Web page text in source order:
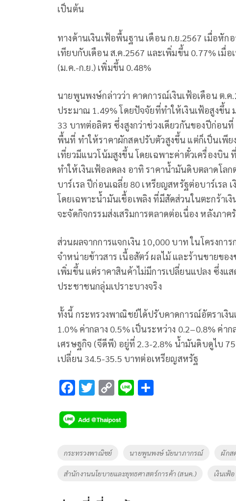
เป็นต้น
ทางด้านเงินเฟ้อพื้นฐาน เดือน ก.ย.2567 เมื่อหั
เทียบกับเดือน ส.ค.2567 และเพิ่มขึ้น 0.77% เมื่
(ม.ค.-ก.ย.) เพิ่มขึ้น 0.48%
นายพูนพงษ์กล่าวว่า คาดการณ์เงินเฟ้อเดือน ต.
ประมาณ 1.49% โดยปัจจัยที่ทำให้เงินเฟ้อสูงขึ้
33 บาทต่อลิตร ซึ่งสูงกว่าช่วงเดียวกันของปีก่อน
พื้นที่ ทำให้ราคาผักสดปรับตัวสูงขึ้น แต่ก็เป็นเพีย
เที่ยวมีแนวโน้มสูงขึ้น โดยเฉพาะค่าตั๋วเครื่องบิ
ทำให้เงินเฟ้อลดลง อาทิ ราคาน้ำมันดิบตลาดโล
บาร์เรล ปีก่อนเฉลี่ย 80 เหรียญสหรัฐต่อบาร์เรล
โดยเฉพาะน้ำมันเชื้อเพลิง ที่มีสัดส่วนในตะกร้าเ
จะจัดกิจกรรมส่งเสริมการตลาดต่อเนื่อง หลังภา
ส่วนผลจากการแจกเงิน 10,000 บาท ในโครงกา
จำหน่ายข้าวสาร เนื้อสัตว์ ผลไม้ และร้านขายข
เพิ่มขึ้น แต่ราคาสินค้าไม่มีการเปลี่ยนแปลง ซึ่งแ
ประชาชนกลุ่มเปราะบางจริง
ทั้งนี้ กระทรวงพาณิชย์ได้ปรับคาดการณ์อัตราเงิ
1.0% ค่ากลาง 0.5% เป็นระหว่าง 0.2–0.8% ค่า
เศรษฐกิจ (จีดีพี) อยู่ที่ 2.3-2.8% น้ำมันดิบดูไบ
เปลี่ยน 34.5-35.5 บาทต่อเหรียญสหรัฐ
F
e
b
o
o
k
T
tt
er
C
p
y
k
Li
Tags
กระทรวงพาณิชย์ นายพูนพงษ์ นัยนาภากรณ์ ผักส
สำนักงานนโยบายและยุทธศาสตร์การค้า (สนค.) เงินเฟ้อ